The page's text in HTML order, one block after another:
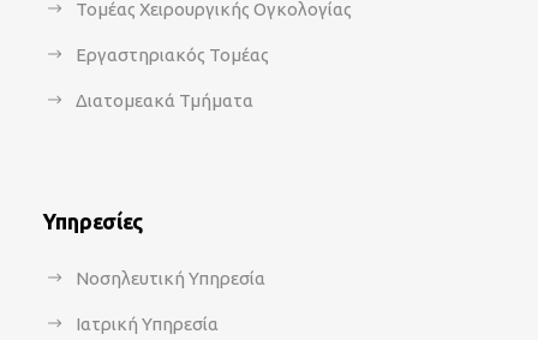
Τομέας Χειρουργικής Ογκολογίας
Εργαστηριακός Τομέας
Διατομεακά Τμήματα
Υπηρεσίες
Νοσηλευτική Υπηρεσία
Ιατρική Υπηρεσία